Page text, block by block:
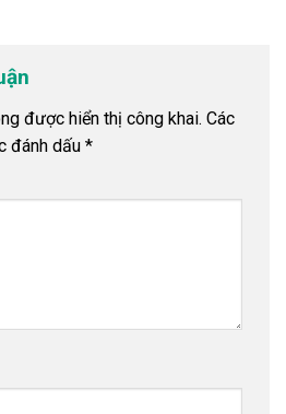
được hiển thị công khai. Các
đánh dấu *